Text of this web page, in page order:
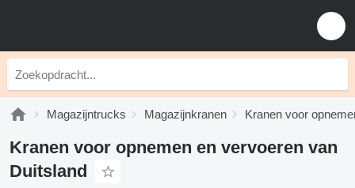
Magazijntrucks Magazijnkranen Kranen voor
Kranen voor opnemen en vervoeren van
Duitsland